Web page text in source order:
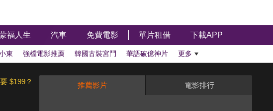
福人生 汽車 免費電影 單片租借 下載APP
東 強檔電影推薦 韓國古裝宮鬥 華語破億神片 更多
$199？ 推薦影片 電影排行